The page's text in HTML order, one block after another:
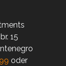
15
oder